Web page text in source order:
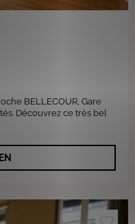
BELLECOUR, Gare
Découvrez ce très bel